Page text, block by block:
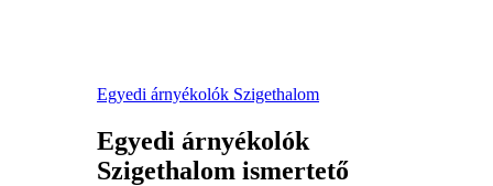
Egyedi árnyékolók Szigethalom
Egyedi árnyékolók
Szigethalom ismertető